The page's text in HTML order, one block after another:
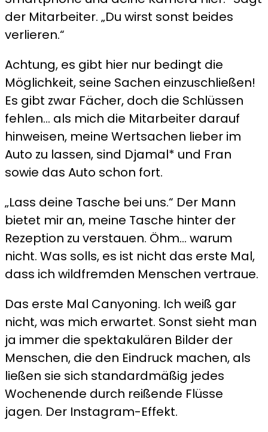
der Mitarbeiter. „Du wirst sonst beides
verlieren.“
Achtung, es gibt hier nur bedingt die
Möglichkeit, seine Sachen einzuschließen!
Es gibt zwar Fächer, doch die Schlüssen
fehlen… als mich die Mitarbeiter darauf
hinweisen, meine Wertsachen lieber im
Auto zu lassen, sind Djamal* und Fran
sowie das Auto schon fort.
„Lass deine Tasche bei uns.“ Der Mann
bietet mir an, meine Tasche hinter der
Rezeption zu verstauen. Öhm… warum
nicht. Was solls, es ist nicht das erste Mal,
dass ich wildfremden Menschen vertraue.
Das erste Mal Canyoning. Ich weiß gar
nicht, was mich erwartet. Sonst sieht man
ja immer die spektakulären Bilder der
Menschen, die den Eindruck machen, als
ließen sie sich standardmäßig jedes
Wochenende durch reißende Flüsse
jagen. Der Instagram-Effekt.